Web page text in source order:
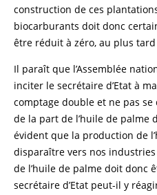
construction de ces
biocarburants doit donc
être réduit à zéro, au plus tard
Il paraît que l’Assemblée
inciter le secrétaire d’Etat à
comptage double et ne pas
de la part de l’huile de palme
évident que la production de
disparaître vers nos
de l’huile de palme doit donc
secrétaire d’Etat peut-il y